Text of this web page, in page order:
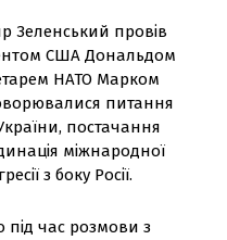
Зеленський провів
США Дональдом
НАТО Марком
питання
постачання
міжнародної
з боку Росії.
час розмови з